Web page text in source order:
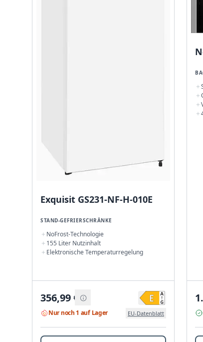
Exquisit GS231-NF-H-010E
STAND-GEFRIERSCHRÄNKE
NoFrost-Technologie
155 Liter Nutzinhalt
Elektronische Temperaturregelung
356,99€
Nur noch 1 auf Lager EU-Datenblatt